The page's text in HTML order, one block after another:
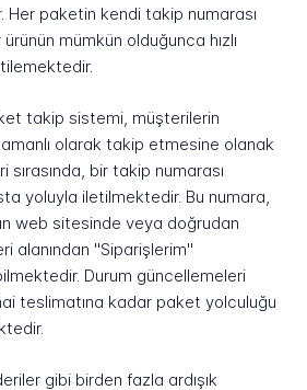
Her paketin kendi takip numarası
mümkün olduğunca hızlı
takip sistemi, müşterilerin
olarak takip etmesine olanak
sırasında, bir takip numarası
yoluyla iletilmektedir. Bu numara,
web sitesinde veya doğrudan
alanından "Siparişlerim"
Durum güncellemeleri
teslimatına kadar paket yolculuğu
gibi birden fazla ardışık